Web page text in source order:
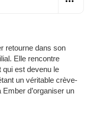
retourne dans son
Elle rencontre
qui est devenu le
un véritable crève-
d’organiser un